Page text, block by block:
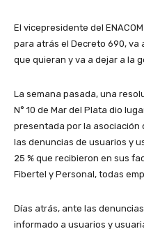
El vicepresidente del
para atrás el Decreto 690, va
que quieran y va a dejar a la
La semana pasada, una
N° 10 de Mar del Plata dio
presentada por la asociación
las denuncias de usuarios y
25 % que recibieron en sus
Fibertel y Personal, todas
Días atrás, ante las
informado a usuarios y